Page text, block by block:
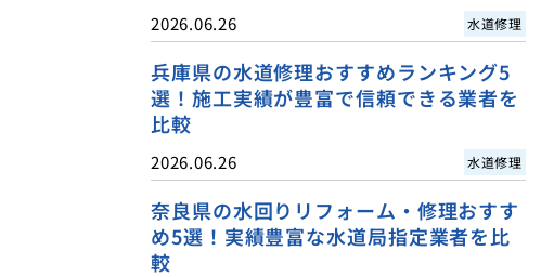
2026.06.26 水道修理
兵庫県の水道修理おすすめランキング5
選！施工実績が豊富で信頼できる業者を
比較
2026.06.26 水道修理
奈良県の水回りリフォーム・修理おすす
め5選！実績豊富な水道局指定業者を比
較